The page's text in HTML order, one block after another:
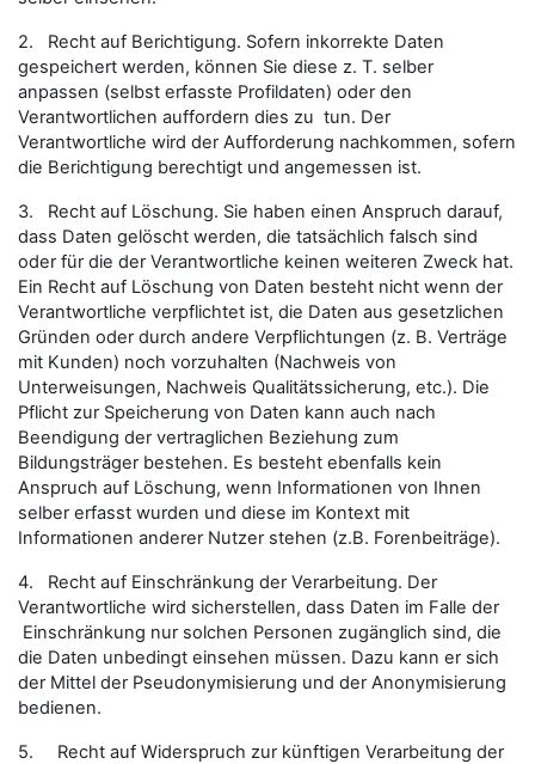
2. Recht auf Berichtigung. Sofern inkorrekte Daten
gespeichert werden, können Sie diese z. T. selber
anpassen (selbst erfasste Profildaten) oder den
Verantwortlichen auffordern dies zu tun. Der
Verantwortliche wird der Aufforderung nachkommen, sofern
die Berichtigung berechtigt und angemessen ist.
3. Recht auf Löschung. Sie haben einen Anspruch darauf,
dass Daten gelöscht werden, die tatsächlich falsch sind
oder für die der Verantwortliche keinen weiteren Zweck hat.
Ein Recht auf Löschung von Daten besteht nicht wenn der
Verantwortliche verpflichtet ist, die Daten aus gesetzlichen
Gründen oder durch andere Verpflichtungen (z. B. Verträge
mit Kunden) noch vorzuhalten (Nachweis von
Unterweisungen, Nachweis Qualitätssicherung, etc.). Die
Pflicht zur Speicherung von Daten kann auch nach
Beendigung der vertraglichen Beziehung zum
Bildungsträger bestehen. Es besteht ebenfalls kein
Anspruch auf Löschung, wenn Informationen von Ihnen
selber erfasst wurden und diese im Kontext mit
Informationen anderer Nutzer stehen (z.B. Forenbeiträge).
4. Recht auf Einschränkung der Verarbeitung. Der
Verantwortliche wird sicherstellen, dass Daten im Falle der
Einschränkung nur solchen Personen zugänglich sind, die
die Daten unbedingt einsehen müssen. Dazu kann er sich
der Mittel der Pseudonymisierung und der Anonymisierung
bedienen.
5. Recht auf Widerspruch zur künftigen Verarbeitung der